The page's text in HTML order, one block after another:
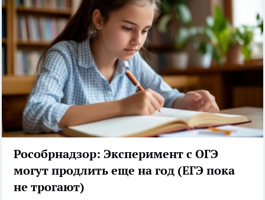
Рособрнадзор: Эксперимент с ОГЭ
могут продлить еще на год (ЕГЭ пока
не трогают)